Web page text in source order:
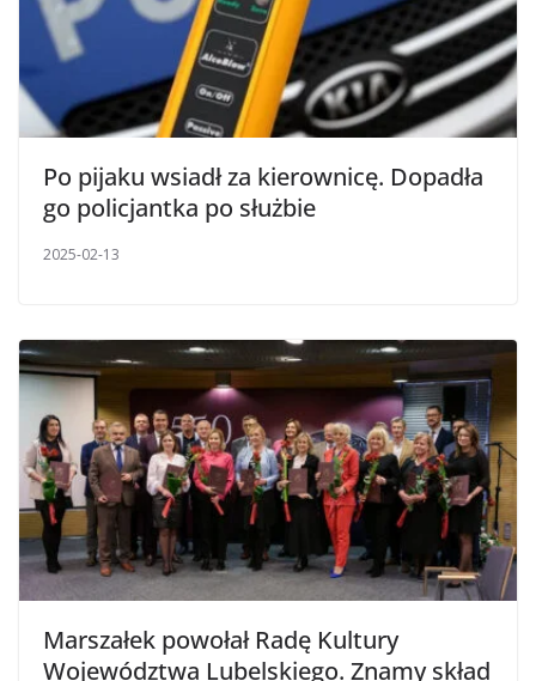
Po pijaku wsiadł za kierownicę. Dopadła
go policjantka po służbie
2025-02-13
Marszałek powołał Radę Kultury
Województwa Lubelskiego. Znamy skład